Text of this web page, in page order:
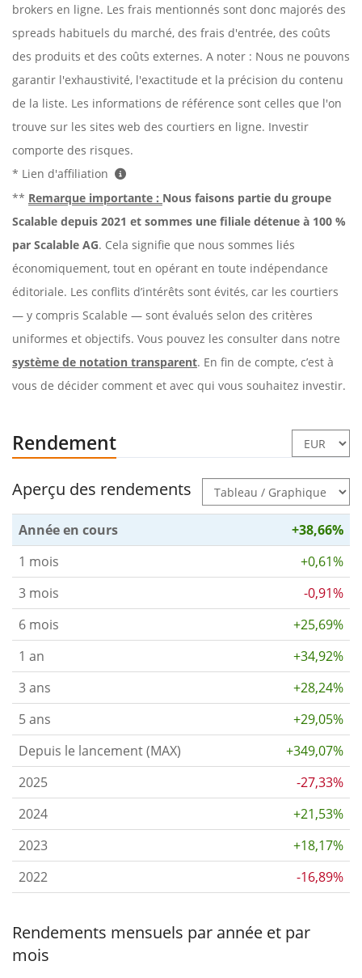
brokers en ligne. Les frais mentionnés sont donc majorés des
spreads habituels du marché, des frais d'entrée, des coûts
des produits et des coûts externes. A noter : Nous ne pouvons
garantir l'exhaustivité, l'exactitude et la précision du contenu
de la liste. Les informations de référence sont celles que l'on
trouve sur les sites web des courtiers en ligne. Investir
comporte des risques.
* Lien d'affiliation
** Remarque importante : Nous faisons partie du groupe
Scalable depuis 2021 et sommes une filiale détenue à 100 %
par Scalable AG. Cela signifie que nous sommes liés
économiquement, tout en opérant en toute indépendance
éditoriale. Les conflits d’intérêts sont évités, car les courtiers
— y compris Scalable — sont évalués selon des critères
uniformes et objectifs. Vous pouvez les consulter dans notre
système de notation transparent. En fin de compte, c’est à
vous de décider comment et avec qui vous souhaitez investir.
Rendement
Aperçu des rendements
Année en cours
+38,66%
1 mois
+0,61%
3 mois
-0,91%
6 mois
+25,69%
1 an
+34,92%
3 ans
+28,24%
5 ans
+29,05%
Depuis le lancement (MAX)
+349,07%
2025
-27,33%
2024
+21,53%
2023
+18,17%
2022
-16,89%
Rendements mensuels par année et par
mois